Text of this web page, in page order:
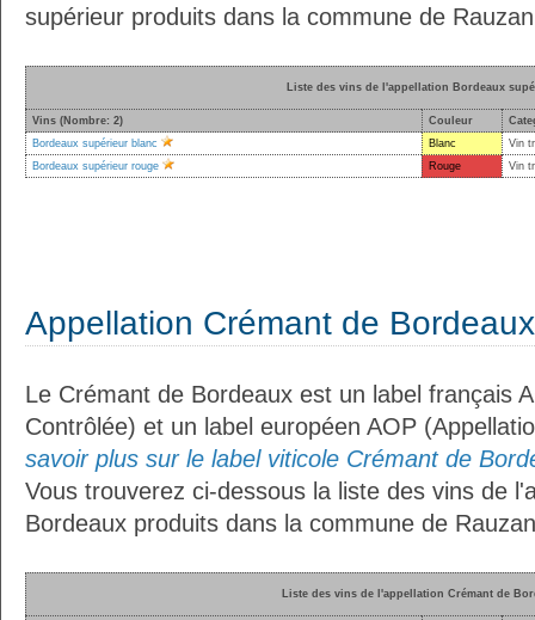
supérieur produits dans la commune de
Liste des vins de l'appellation Bordeaux
Vins (Nombre: 2) Couleur
Bordeaux supérieur blanc
Blanc
Vin
Bordeaux supérieur rouge
Rouge Vin
Appellation Crémant de Bordeaux
Le Crémant de Bordeaux est un label français
Contrôlée) et un label européen AOP
savoir plus sur le label viticole Crémant de
Vous trouverez ci-dessous la liste des vins de
Bordeaux produits dans la commune de
Liste des vins de l'appellation Crémant de